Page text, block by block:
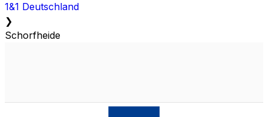
1&1 Deutschland
❯
Schorfheide